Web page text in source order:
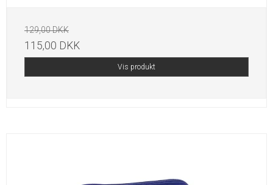
129,00 DKK
115,00 DKK
Vis produkt